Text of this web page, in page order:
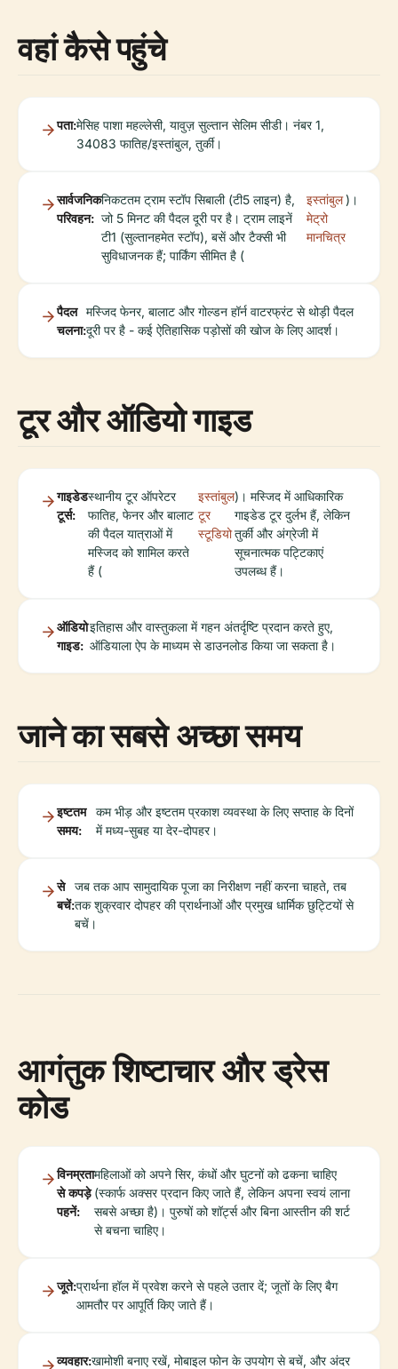
वहां कैसे पहुंचे
पता:मेसिह पाशा महल्लेसी, यावुज़ सुल्तान सेलिम सीडी। नंबर 1,
34083 फातिह/इस्तांबुल, तुर्की।
सार्वजनिक
परिवहन:
निकटतम ट्राम स्टॉप सिबाली (टी5 लाइन) है,
जो 5 मिनट की पैदल दूरी पर है। ट्राम लाइनें
टी1 (सुल्तानहमेत स्टॉप), बसें और टैक्सी भी
सुविधाजनक हैं; पार्किंग सीमित है (
इस्तांबुल
मेट्रो
मानचित्र
)।
पैदल
चलना:
मस्जिद फेनर, बालाट और गोल्डन हॉर्न वाटरफ्रंट से थोड़ी पैदल
दूरी पर है - कई ऐतिहासिक पड़ोसों की खोज के लिए आदर्श।
टूर और ऑडियो गाइड
गाइडेड
टूर्स:
स्थानीय टूर ऑपरेटर
फातिह, फेनर और बालाट
की पैदल यात्राओं में
मस्जिद को शामिल करते
हैं (
इस्तांबुल
टूर
स्टूडियो
)। मस्जिद में आधिकारिक
गाइडेड टूर दुर्लभ हैं, लेकिन
तुर्की और अंग्रेजी में
सूचनात्मक पट्टिकाएं
उपलब्ध हैं।
ऑडियो
गाइड:
इतिहास और वास्तुकला में गहन अंतर्दृष्टि प्रदान करते हुए,
ऑडियाला ऐप के माध्यम से डाउनलोड किया जा सकता है।
जाने का सबसे अच्छा समय
इष्टतम
समय:
कम भीड़ और इष्टतम प्रकाश व्यवस्था के लिए सप्ताह के दिनों
में मध्य-सुबह या देर-दोपहर।
से
बचें:
जब तक आप सामुदायिक पूजा का निरीक्षण नहीं करना चाहते, तब
तक शुक्रवार दोपहर की प्रार्थनाओं और प्रमुख धार्मिक छुट्टियों से
बचें।
आगंतुक शिष्टाचार और ड्रेस
कोड
विनम्रता
से कपड़े
पहनें:
महिलाओं को अपने सिर, कंधों और घुटनों को ढकना चाहिए
(स्कार्फ अक्सर प्रदान किए जाते हैं, लेकिन अपना स्वयं लाना
सबसे अच्छा है)। पुरुषों को शॉर्ट्स और बिना आस्तीन की शर्ट
से बचना चाहिए।
जूते:प्रार्थना हॉल में प्रवेश करने से पहले उतार दें; जूतों के लिए बैग
आमतौर पर आपूर्ति किए जाते हैं।
व्यवहार:खामोशी बनाए रखें, मोबाइल फोन के उपयोग से बचें, और अंदर